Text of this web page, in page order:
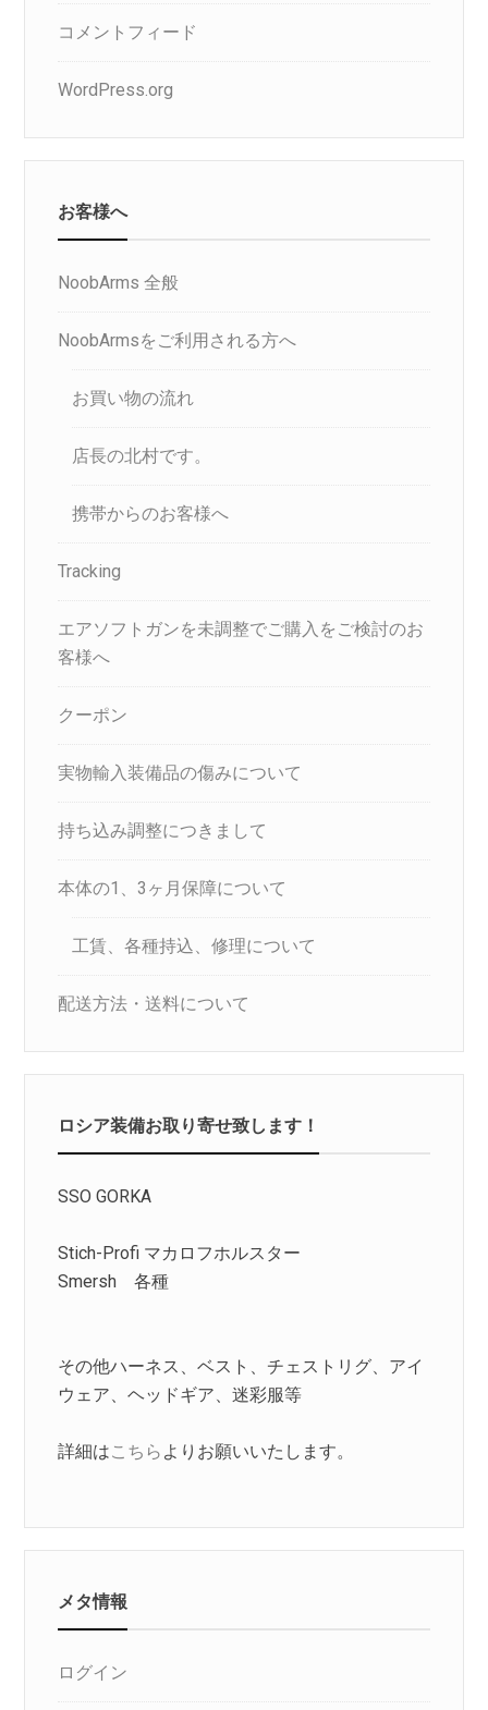
コメントフィード
WordPress.org
お客様へ
NoobArms 全般
NoobArmsをご利用される方へ
お買い物の流れ
店長の北村です。
携帯からのお客様へ
Tracking
エアソフトガンを未調整でご購入をご検討のお
客様へ
クーポン
実物輸入装備品の傷みについて
持ち込み調整につきまして
本体の1、3ヶ月保障について
工賃、各種持込、修理について
配送方法・送料について
ロシア装備お取り寄せ致します！
SSO GORKA
Stich-Profi マカロフホルスター
Smersh 各種
その他ハーネス、ベスト、チェストリグ、アイ
ウェア、ヘッドギア、迷彩服等
詳細はこちら よりお願いいたします。
メタ情報
ログイン